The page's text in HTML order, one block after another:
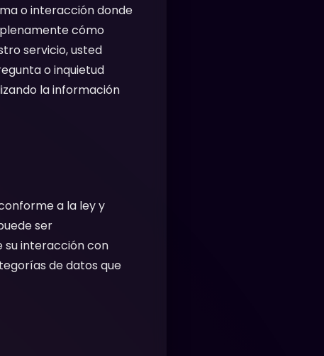
o interacción donde
cómo
servicio, usted
o inquietud
la información
a la ley y
ser
interacción con
de datos que